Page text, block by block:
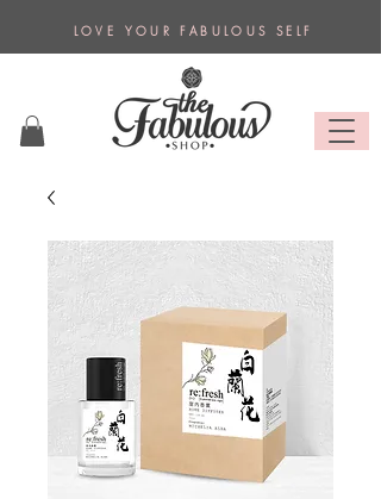
L O V E Y O U R F A B U L O U S S E L F